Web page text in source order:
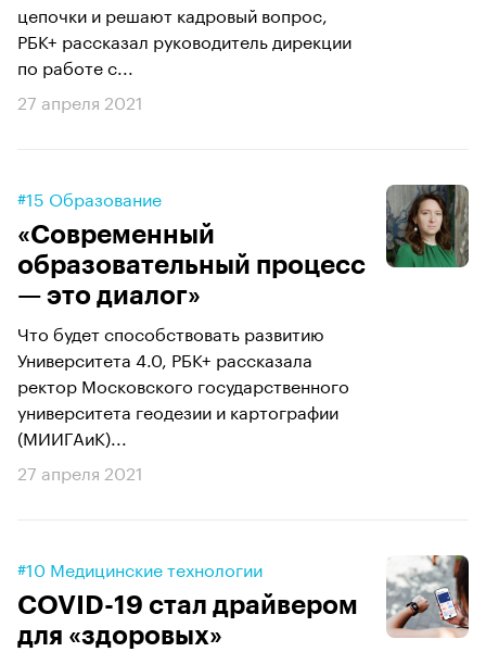
цепочки и решают кадровый вопрос,
РБК+ рассказал руководитель дирекции
по работе с...
27 апреля 2021
#15 Образование
«Современный
образовательный процесс
— это диалог»
Что будет способствовать развитию
Университета 4.0, РБК+ рассказала
ректор Московского государственного
университета геодезии и картографии
(МИИГАиК)...
27 апреля 2021
#10 Медицинские технологии
COVID-19 стал драйвером
для «здоровых»